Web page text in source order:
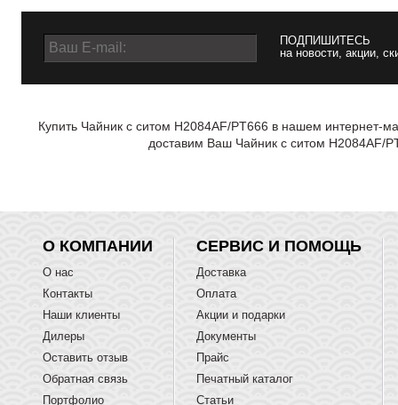
ПОДПИШИТЕСЬ
на новости, акции,
Купить Чайник с ситом H2084AF/PT666 в нашем интернет-
доставим Ваш Чайник с ситом H2084AF/
О КОМПАНИИ
О нас
Контакты
Наши клиенты
Дилеры
Оставить отзыв
Обратная связь
Портфолио
СЕРВИС И ПОМОЩЬ
Доставка
Оплата
Акции и подарки
Документы
Прайс
Печатный каталог
Статьи